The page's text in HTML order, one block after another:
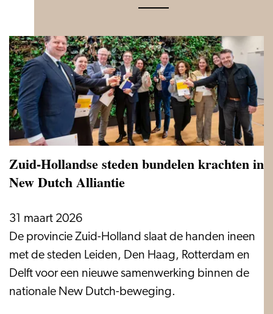
Zuid-Hollandse steden bundelen krachten in
New Dutch Alliantie
31 maart 2026
Zuid-
Hollandse
steden
bundelen
De provincie Zuid-Holland slaat de handen ineen
met de steden Leiden, Den Haag, Rotterdam en
Delft voor een nieuwe samenwerking binnen de
nationale New Dutch-beweging.